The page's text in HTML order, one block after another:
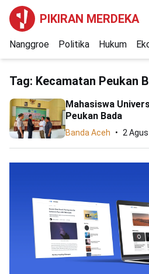
PIKIRAN MERDEKA
Nanggroe Politika Hukum
Tag: Kecamatan Peukan
Mahasiswa
Peukan Bada
Banda Aceh 2